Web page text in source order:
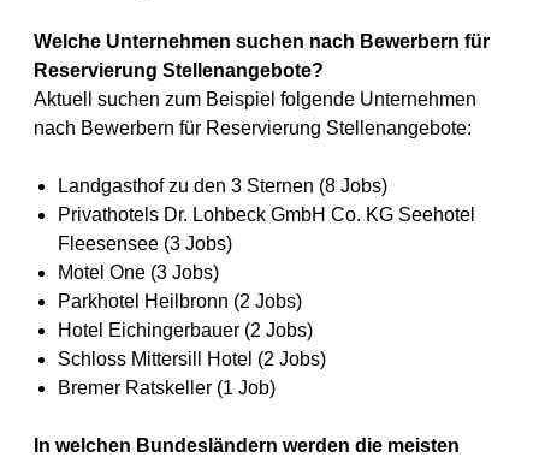
Welche Unternehmen suchen nach Bewerbern für
Reservierung Stellenangebote?
Aktuell suchen zum Beispiel folgende Unternehmen
nach Bewerbern für Reservierung Stellenangebote:
Landgasthof zu den 3 Sternen (8 Jobs)
Privathotels Dr. Lohbeck GmbH Co. KG Seehotel
Fleesensee (3 Jobs)
Motel One (3 Jobs)
Parkhotel Heilbronn (2 Jobs)
Hotel Eichingerbauer (2 Jobs)
Schloss Mittersill Hotel (2 Jobs)
Bremer Ratskeller (1 Job)
In welchen Bundesländern werden die meisten